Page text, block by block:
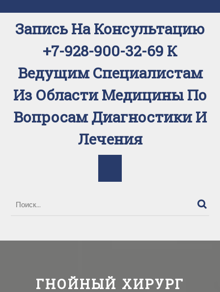
к
содержимому
Запись На Консультацию
+7-928-900-32-69 К
Ведущим Специалистам
Из Области Медицины По
Вопросам Диагностики И
Лечения
ГНОЙНЫЙ ХИРУРГ